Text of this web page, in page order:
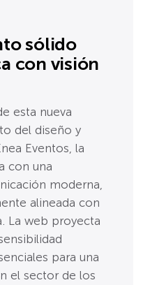
sólido
con visión
esta nueva
del diseño y
Eventos, la
con una
moderna,
alineada con
La web proyecta
para una
el sector de los